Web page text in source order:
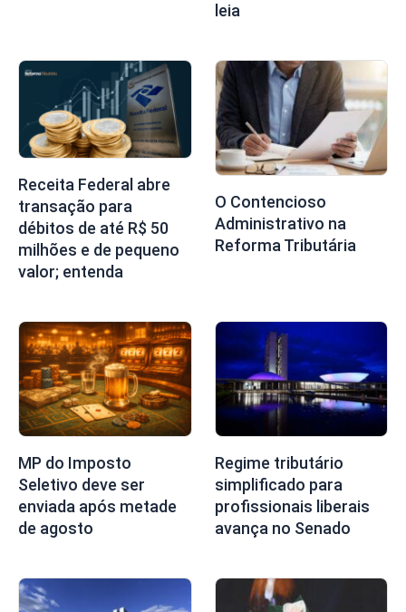
leia
Receita Federal abre
transação para
débitos de até R$ 50
milhões e de pequeno
valor; entenda
O Contencioso
Administrativo na
Reforma Tributária
MP do Imposto
Seletivo deve ser
enviada após metade
de agosto
Regime tributário
simplificado para
profissionais liberais
avança no Senado